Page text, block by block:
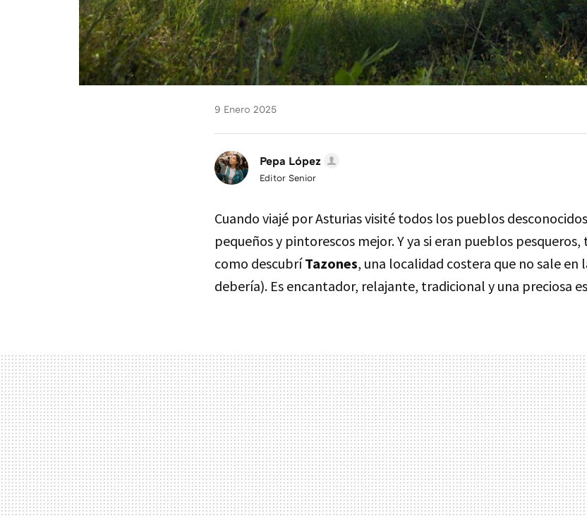
9 Enero 2025
Pepa López
Editor Senior
Cuando viajé por Asturias visité todos los pueblos
pequeños y pintorescos mejor. Y ya si eran pueblos
como descubríTazones, una localidad costera que no sale en
debería). Es encantador, relajante, tradicional y una preciosa